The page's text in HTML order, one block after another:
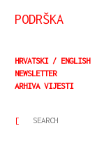
PODRŠKA
HRVATSKI
ENGLISH
NEWSLETTER
ARHIVA VIJESTI